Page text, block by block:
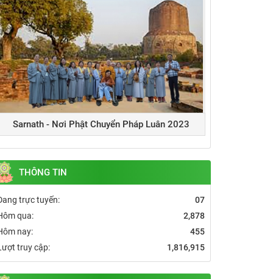
Sarnath - Nơi Phật Chuyển Pháp Luân 2023
THÔNG TIN
trực tuyến:
07
qua:
2,878
nay:
455
truy cập:
1,816,915